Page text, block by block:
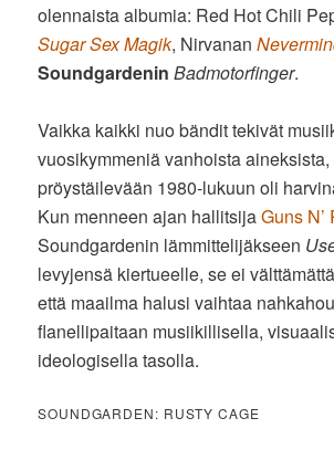
olennaista albumia: Red Hot Chili
Sugar Sex Magik, Nirvanan
Soundgardenin Badmotorfinger.
Vaikka kaikki nuo bändit tekivät
vuosikymmeniä vanhoista aineksista,
pröystäilevään 1980-lukuun oli
Kun menneen ajan hallitsijaGuns N’
Soundgardenin lämmittelijäkseen
levyjensä kiertueelle, se ei
että maailma halusi vaihtaa
flanellipaitaan musiikillisella,
ideologisella tasolla.
SOUNDGARDEN: RUSTY CAGE